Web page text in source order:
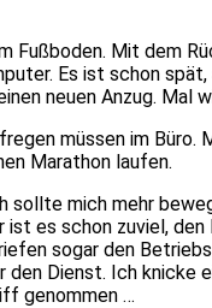
Fußboden. Mit dem
Es ist schon
neuen Anzug. Mal
müssen im
Marathon laufen.
sollte mich mehr
ist es schon zuviel,
sogar den
den Dienst. Ich knicke
genommen …